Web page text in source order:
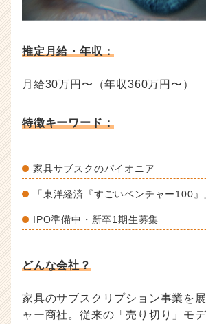
推定月給・年収：
月給30万円〜（年収360万円〜）
特徴キーワード：
家具サブスクのパイオニア
「東洋経済『すごいベンチャー100』
IPO準備中・新卒1期生募集
どんな会社？
家具のサブスクリプション事業を
ャー商社。従来の「売り切り」モ